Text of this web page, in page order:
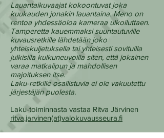
Lauantaikuvaajat kokoontuvat joka
kuukauden jonakin lauantaina. Meno on
rentoa yhdessäoloa kameraa ulkoiluttaen.
Tamperetta kauemmaksi suuntautuville
kuvausretkille lähdetään joko
yhteiskuljetuksella tai yhteisesti sovituilla
julkisilla kulkuneuvoilla siten, että jokainen
varaa matkalipun ja mahdollisen
majoituksen itse.
Laku-retkille osallistuvia ei ole vakuutettu
järjestäjän puolesta.
Laku-toiminnasta vastaa Ritva Järvinen
ritva.jarvinen(at)valokuvausseura.fi